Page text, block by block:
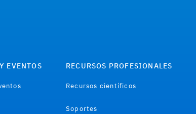
EVENTOS RECURSOS PROFESIONALES
Recursos científicos
Soportes